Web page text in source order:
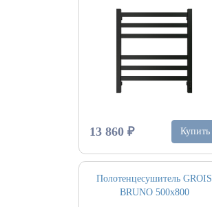
13 860 ₽ Купить
Полотенцесушитель GROIS
BRUNO 500х800